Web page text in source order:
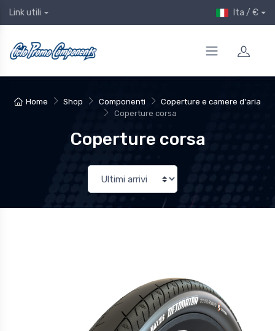
Link utili Ita / €
Home Shop Componenti
Coperture e camere d'aria
Coperture corsa
Coperture corsa